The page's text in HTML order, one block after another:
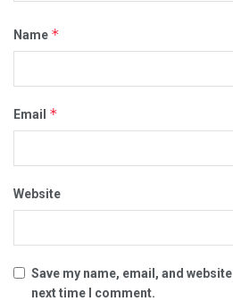
Name *
Email *
Website
Save my name, email, and
next time I comment.